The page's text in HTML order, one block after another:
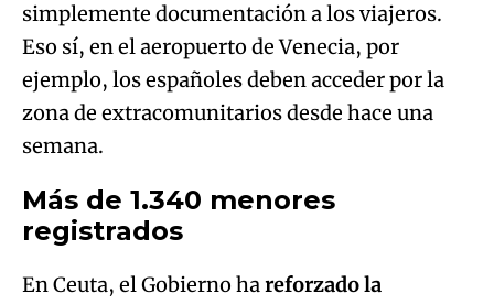
simplemente documentación a los viajeros.
Eso sí, en el aeropuerto de Venecia, por
ejemplo, los españoles deben acceder por la
zona de extracomunitarios desde hace una
semana.
Más de 1.340 menores
registrados
En Ceuta, el Gobierno hareforzado la